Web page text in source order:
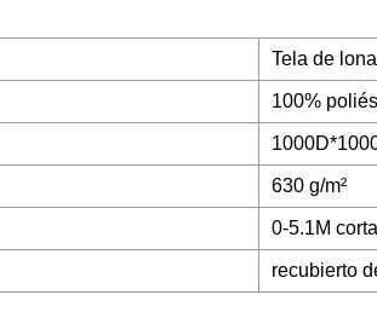
Tela de
100%
630 g/m²
0-5.1M
recubierto